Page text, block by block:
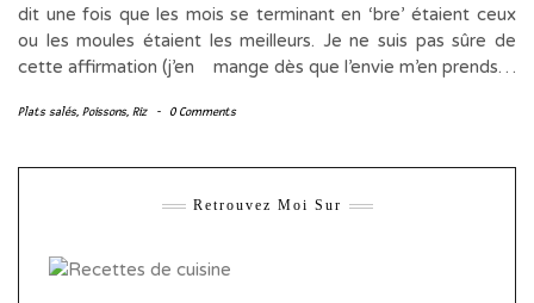
dit une fois que les mois se terminant en ‘bre’ étaient ceux
ou les moules étaient les meilleurs. Je ne suis pas sûre de
cette affirmation (j’en mange dès que l’envie m’en prends…
Plats salés, Poissons, Riz - 0 Comments
Retrouvez Moi Sur